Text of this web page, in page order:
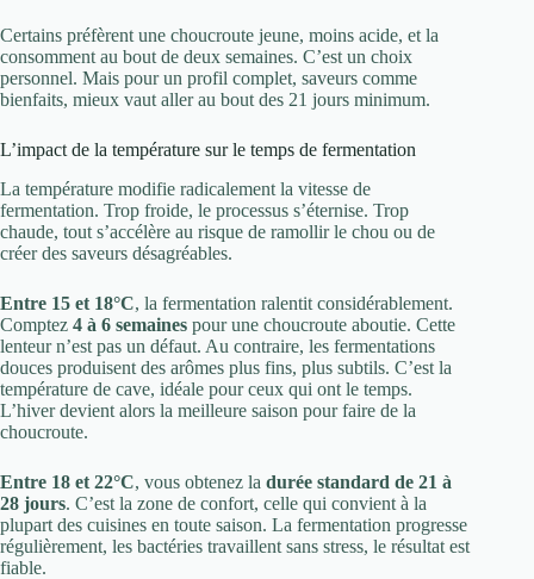
Certains préfèrent une choucroute jeune, moins acide, et la
consomment au bout de deux semaines. C’est un choix
personnel. Mais pour un profil complet, saveurs comme
bienfaits, mieux vaut aller au bout des 21 jours minimum.
L’impact de la température sur le temps de fermentation
La température modifie radicalement la vitesse de
fermentation. Trop froide, le processus s’éternise. Trop
chaude, tout s’accélère au risque de ramollir le chou ou de
créer des saveurs désagréables.
Entre 15 et 18°C, la fermentation ralentit considérablement.
Comptez 4 à 6 semaines pour une choucroute aboutie. Cette
lenteur n’est pas un défaut. Au contraire, les fermentations
douces produisent des arômes plus fins, plus subtils. C’est la
température de cave, idéale pour ceux qui ont le temps.
L’hiver devient alors la meilleure saison pour faire de la
choucroute.
Entre 18 et 22°C, vous obtenez la durée standard de 21 à
28 jours. C’est la zone de confort, celle qui convient à la
plupart des cuisines en toute saison. La fermentation progresse
régulièrement, les bactéries travaillent sans stress, le résultat est
fiable.